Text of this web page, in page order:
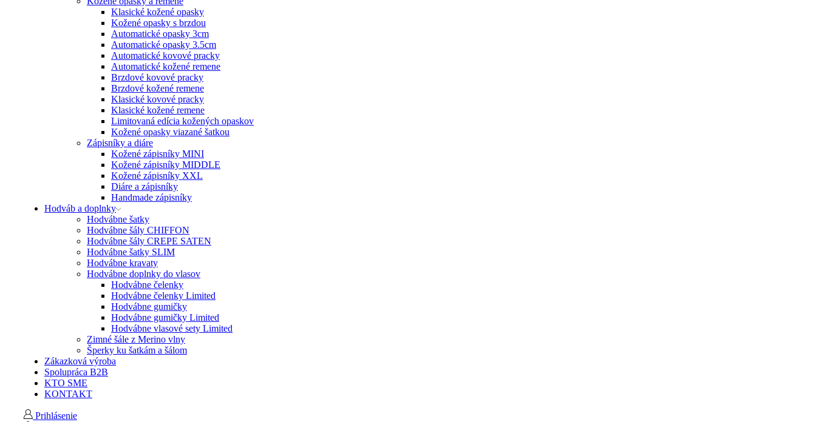
Klasické kožené opasky
Kožené opasky s brzdou
Automatické opasky 3cm
Automatické opasky 3.5cm
Automatické kovové pracky
Automatické kožené remene
Brzdové kovové pracky
Brzdové kožené remene
Klasické kovové pracky
Klasické kožené remene
Limitovaná edícia kožených opaskov
Kožené opasky viazané šatkou
Zápisníky a diáre
Kožené zápisníky MINI
Kožené zápisníky MIDDLE
Kožené zápisníky XXL
Diáre a zápisníky
Handmade zápisníky
Hodváb a doplnky
Hodvábne šatky
Hodvábne šály CHIFFON
Hodvábne šály CREPE SATEN
Hodvábne šatky SLIM
Hodvábne kravaty
Hodvábne doplnky do vlasov
Hodvábne čelenky
Hodvábne čelenky Limited
Hodvábne gumičky
Hodvábne gumičky Limited
Hodvábne vlasové sety Limited
Zimné šále z Merino vlny
Šperky ku šatkám a šálom
Zákazková výroba
Spolupráca B2B
KTO SME
KONTAKT
Prihlásenie